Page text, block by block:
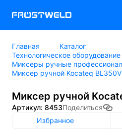
Главная
Каталог
Технологическое
Миксеры ручные
Миксер ручной Kocateq
Миксер ручной
Артикул: 8453Поделиться
Избранное